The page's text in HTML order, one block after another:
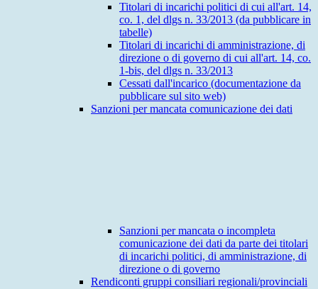
Titolari di incarichi politici di cui all'art. 14,
co. 1, del dlgs n. 33/2013 (da pubblicare in
tabelle)
Titolari di incarichi di amministrazione, di
direzione o di governo di cui all'art. 14, co.
1-bis, del dlgs n. 33/2013
Cessati dall'incarico (documentazione da
pubblicare sul sito web)
Sanzioni per mancata comunicazione dei dati
Sanzioni per mancata o incompleta
comunicazione dei dati da parte dei titolari
di incarichi politici, di amministrazione, di
direzione o di governo
Rendiconti gruppi consiliari regionali/provinciali